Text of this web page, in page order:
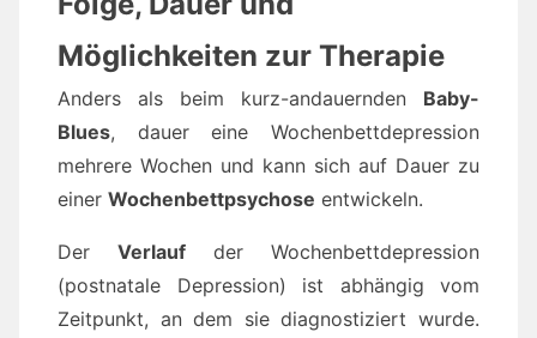
Möglichkeiten zur Therapie
Anders als beim kurz-andauernden Baby-
Blues, dauer eine Wochenbettdepression
mehrere Wochen und kann sich auf Dauer zu
einer Wochenbettpsychose entwickeln.
Der Verlauf der Wochenbettdepression
(postnatale Depression) ist abhängig vom
Zeitpunkt, an dem sie diagnostiziert wurde.